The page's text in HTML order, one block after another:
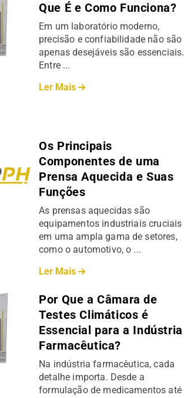
Que É e Como Funciona?
Em um laboratório moderno,
precisão e confiabilidade não são
apenas desejáveis são essenciais.
Entre ...
Ler Mais
Os Principais
Componentes de uma
Prensa Aquecida e Suas
Funções
As prensas aquecidas são
equipamentos industriais cruciais
em uma ampla gama de setores,
como o automotivo, o ...
Ler Mais
Por Que a Câmara de
Testes Climáticos é
Essencial para a Indústria
Farmacêutica?
Na indústria farmacêutica, cada
detalhe importa. Desde a
formulação de medicamentos até